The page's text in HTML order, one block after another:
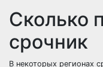
Сколько
срочник
В некоторых регионах